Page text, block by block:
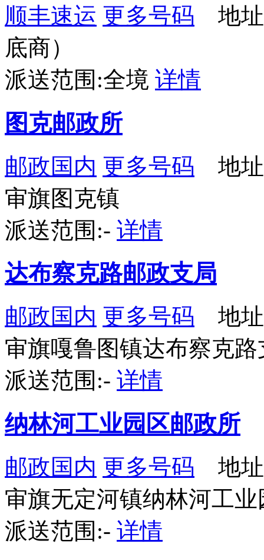
顺丰速运 更多号码 地址
底商）
派送范围:全境 详情
图克邮政所
邮政国内 更多号码 地址
审旗图克镇
派送范围:- 详情
达布察克路邮政支局
邮政国内 更多号码 地址
审旗嘎鲁图镇达布察克路
派送范围:- 详情
纳林河工业园区邮政所
邮政国内 更多号码 地址
审旗无定河镇纳林河工业
派送范围:- 详情